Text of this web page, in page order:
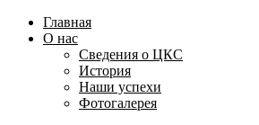
Главная
О нас
Сведения о ЦКС
История
Наши успехи
Фотогалерея